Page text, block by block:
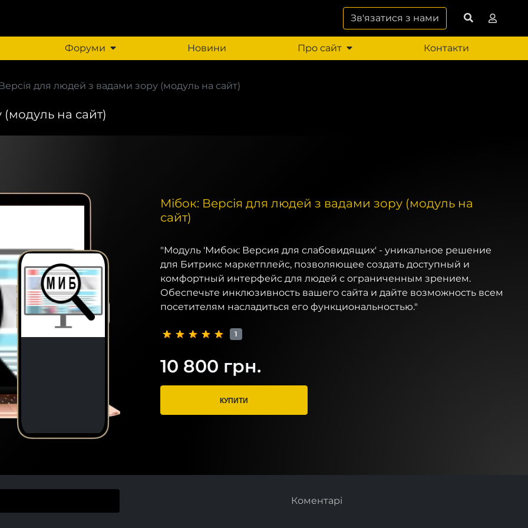
Зв'язатися з нами
Форуми Новини Про сайт Контакти
для людей з вадами зору (модуль на сайт)
на сайт)
Мібок: Версія для людей з вадами зору (модуль на
сайт)
"Модуль 'Мибок: Версия для слабовидящих' - уникальное решение
для Битрикс маркетплейс, позволяющее создать доступный и
комфортный интерфейс для людей с ограниченным зрением.
Обеспечьте инклюзивность вашего сайта и дайте возможность всем
посетителям насладиться его функциональностью."
1
10 800 грн.
КУПИТИ
Коментарі